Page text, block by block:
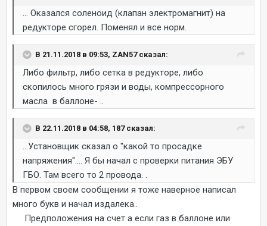
... Оказался соленоид (клапан электромагнит) на
редукторе сгорел. Поменял и все норм.
В 21.11.2018 в 09:53, ZAN57 сказал:
Либо фильтр, либо сетка в редукторе, либо
скопилось много грязи и воды, компрессорного
масла в баллоне- ..
В 22.11.2018 в 04:58, 187 сказал:
...Установщик сказал о "какой то просадке
напряжения".... Я бы начал с проверки питания ЭБУ
ГБО. Там всего то 2 провода. .
В первом своем сообщении я тоже наверное написал
много букв и начал издалека..
Предположения на счет а если газ в баллоне или